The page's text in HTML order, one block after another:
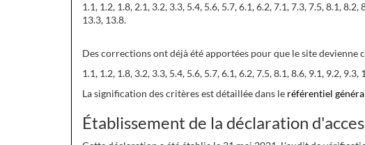
1.1, 1.2, 1.8, 2.1, 3.2, 3.3, 5.4, 5.6, 5.7, 6.1, 6.2, 7.1, 7.3, 7.5, 8.1,
13.3, 13.8.
Des corrections ont déjà été apportées pour que le site devienne
1.1, 1.2, 1.8, 3.2, 3.3, 5.4, 5.6, 5.7, 6.1, 6.2, 7.5, 8.1, 8.6, 9.1, 9.2,
La signification des critères est détaillée dans le référentiel
Établissement de la déclaration